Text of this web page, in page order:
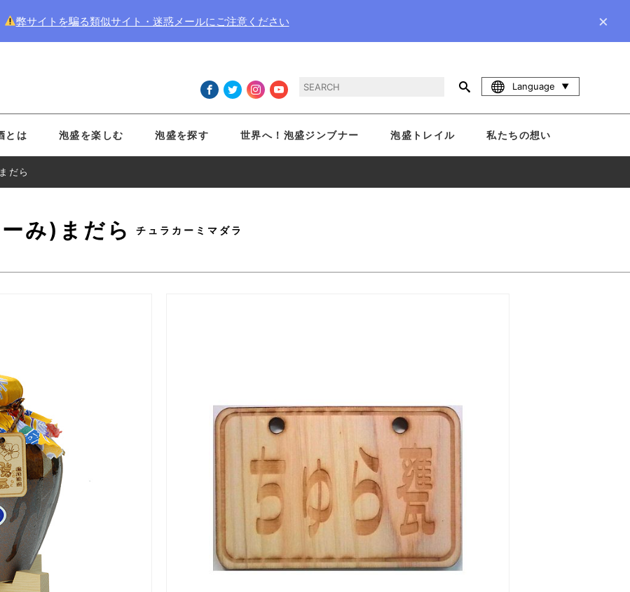
弊サイトを騙る類似サイト・迷惑メールにご注意ください ×
Language
とは 泡盛を楽しむ 泡盛を探す 世界へ！泡盛ジンブナー 泡盛トレイル 私たちの想い
だら
み)まだら チュラカーミマダラ